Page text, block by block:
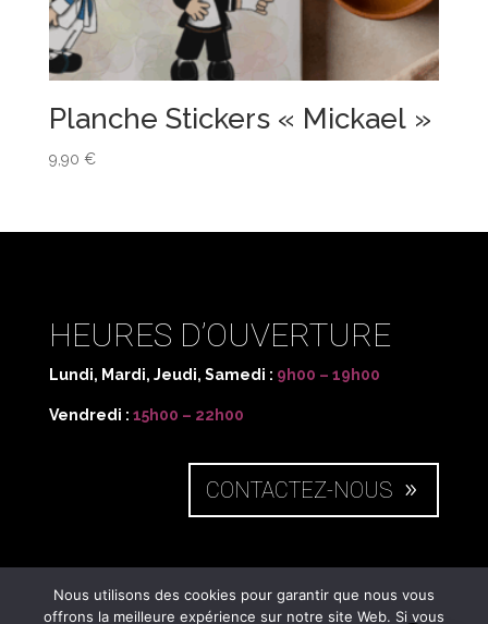
Planche Stickers « Mickael »
9,90 €
HEURES D’OUVERTURE
Lundi, Mardi, Jeudi, Samedi : 9h00 – 19h00
Vendredi : 15h00 – 22h00
CONTACTEZ-NOUS
NOUS SITUER
Nous utilisons des cookies pour garantir que nous vous
offrons la meilleure expérience sur notre site Web. Si vous